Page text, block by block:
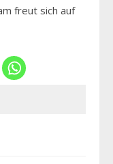
freut sich auf